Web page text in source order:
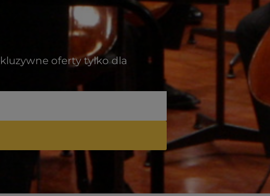
oferty tylko dla